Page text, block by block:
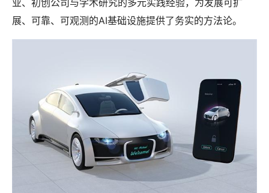
业、初创公司与学术研究的多元实践经验，为发展可扩
展、可靠、可观测的AI基础设施提供了务实的方法论。